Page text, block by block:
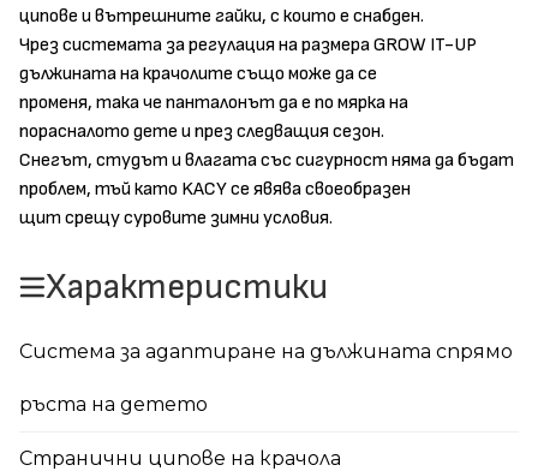
ципове и вътрешните гайки, с които е снабден.
Чрез системата за регулация на размера GROW IT-UP
дължината на крачолите също може да се
променя, така че панталонът да е по мярка на
порасналото дете и през следващия сезон.
Снегът, студът и влагата със сигурност няма да бъдат
проблем, тъй като KACY се явява своеобразен
щит срещу суровите зимни условия.
Характеристики
Система за адаптиране на дължината спрямо
ръста на детето
Странични ципове на крачола